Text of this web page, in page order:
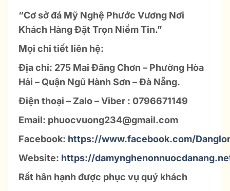
“Cơ sở đá Mỹ Nghệ Phước Vương Nơi
Khách Hàng Đặt Trọn Niềm Tin.”
Mọi chi tiết liên hệ:
Địa chỉ: 275 Mai Đăng Chơn – Phường Hòa
Hải – Quận Ngũ Hành Sơn – Đà Nẵng.
Điện thoại – Zalo – Viber : 0796671149
Email: phuocvuong234@gmail.com
Facebook: https://www.facebook.com/
Website: https://
Rất hân hạnh được phục vụ quý khách